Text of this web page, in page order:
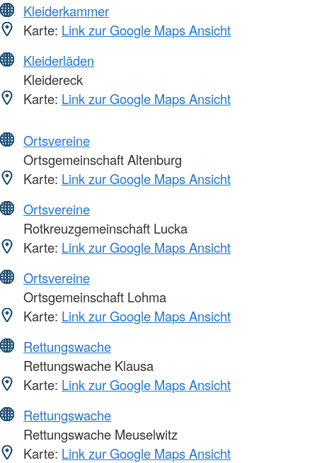
Kleiderkammer
Karte: Link zur Google Maps Ansicht
Kleiderläden
Kleidereck
Karte: Link zur Google Maps Ansicht
Ortsvereine
Ortsgemeinschaft Altenburg
Karte: Link zur Google Maps Ansicht
Ortsvereine
Rotkreuzgemeinschaft Lucka
Karte: Link zur Google Maps Ansicht
Ortsvereine
Ortsgemeinschaft Lohma
Karte: Link zur Google Maps Ansicht
Rettungswache
Rettungswache Klausa
Karte: Link zur Google Maps Ansicht
Rettungswache
Rettungswache Meuselwitz
Karte: Link zur Google Maps Ansicht